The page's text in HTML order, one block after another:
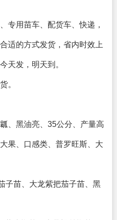
专用苗车、配货车、快递，
适的方式发货，省内时效上
天发，明天到。
。
、黑油亮、35公分、产量高
果、口感类、普罗旺斯、大
子苗、大龙紫把茄子苗、黑